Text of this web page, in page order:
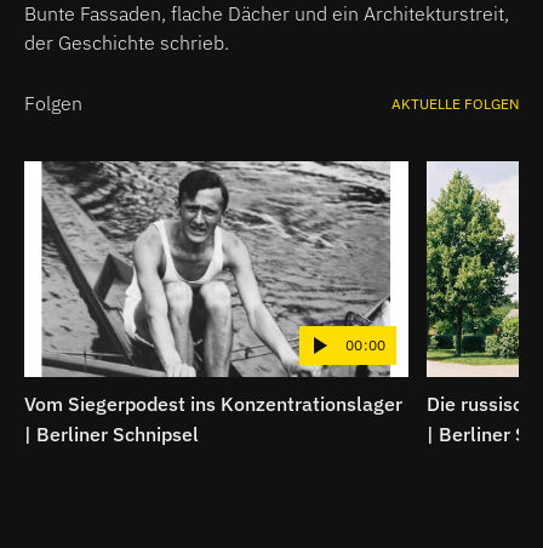
Schnipsel
Bunte Fassaden, flache Dächer und ein Architekturstreit,
der Geschichte schrieb.
Folgen AKTUELLE FOLGEN
00:00
Vom Siegerpodest ins Konzentrationslager
| Berliner Schnipsel
Die
| Berliner